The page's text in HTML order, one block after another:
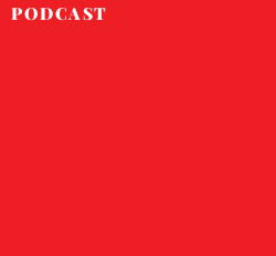
PODCAST